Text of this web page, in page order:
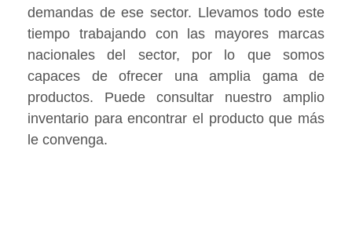
demandas de ese sector. Llevamos todo este
tiempo trabajando con las mayores marcas
nacionales del sector, por lo que somos
capaces de ofrecer una amplia gama de
productos. Puede consultar nuestro amplio
inventario para encontrar el producto que más
le convenga.